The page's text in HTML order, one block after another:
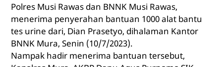
Polres Musi Rawas dan BNNK Musi Rawas,
menerima penyerahan bantuan 1000 alat bantu
tes urine dari, Dian Prasetyo, dihalaman Kantor
BNNK Mura, Senin (10/7/2023).
Nampak hadir menerima bantuan tersebut,